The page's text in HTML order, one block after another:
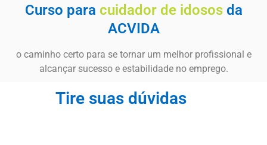
Curso para cuidador de idosos da
ACVIDA
o caminho certo para se tornar um melhor profissional e
alcançar sucesso e estabilidade no emprego.
Tire suas dúvidas